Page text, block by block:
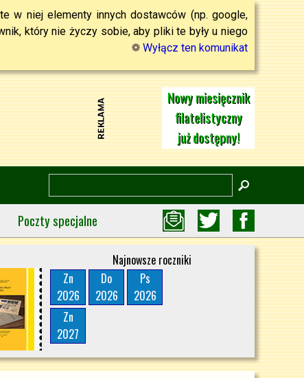
w niej elementy innych dostawców (np. google,
który nie życzy sobie, aby pliki te były u niego
Wyłącz ten komunikat
Nowy miesięcznik
filatelistyczny
już dostępny!
Poczty specjalne
Najnowsze roczniki
Zn
2026
Do
2026
Ps
2026
Zn
2027